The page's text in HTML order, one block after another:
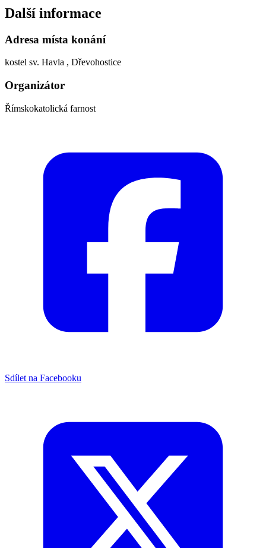
Další informace
Adresa místa konání
kostel sv. Havla , Dřevohostice
Organizátor
Římskokatolická farnost
Sdílet na Facebooku